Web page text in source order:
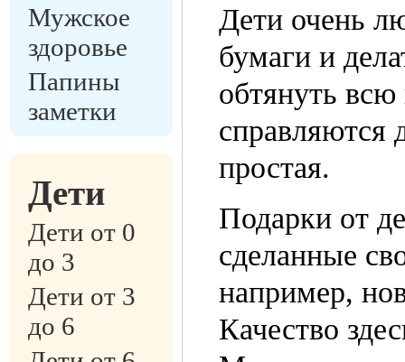
Мужское
здоровье
Папины
заметки
Дети
Дети от 0
до 3
Дети от 3
до 6
Дети очень
бумаги и
обтянуть
справляются
простая.
Подарки от
сделанные
например,
Качество